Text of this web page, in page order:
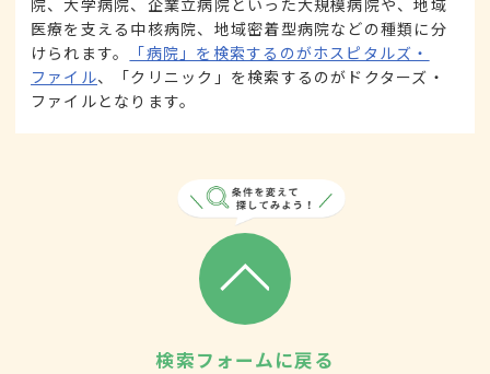
院、大学病院、企業立病院といった大規模病院や、地域
医療を支える中核病院、地域密着型病院などの種類に分
けられます。
「病院」を検索するのがホスピタルズ・
ファイル、「クリニック」を検索するのがドクターズ・
ファイルとなります。
検索フォームに戻る